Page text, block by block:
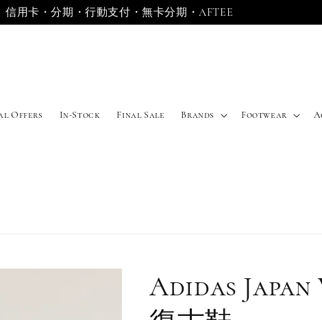
信用卡・分期・行動支付・無卡分期・AFTEE
Offers In-Stock Final Sale Brands Footwear
Adidas